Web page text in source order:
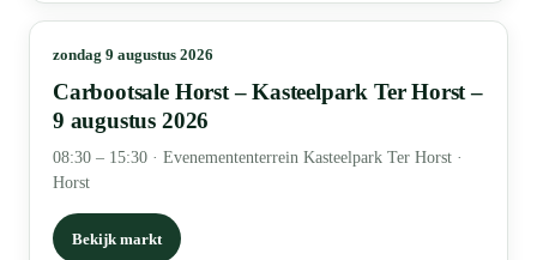
zondag 9 augustus 2026
Carbootsale Horst – Kasteelpark Ter Horst –
9 augustus 2026
08:30 – 15:30 · Evenemententerrein Kasteelpark Ter Horst ·
Horst
Bekijk markt